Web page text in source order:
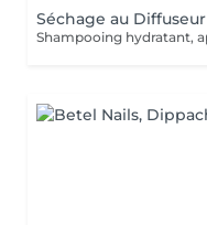
Séchage au Diffuseur